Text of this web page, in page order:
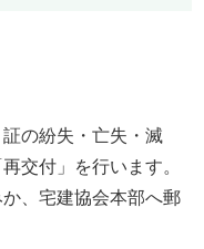
の紛失・亡失・滅
交付」を行います。
、宅建協会本部へ郵